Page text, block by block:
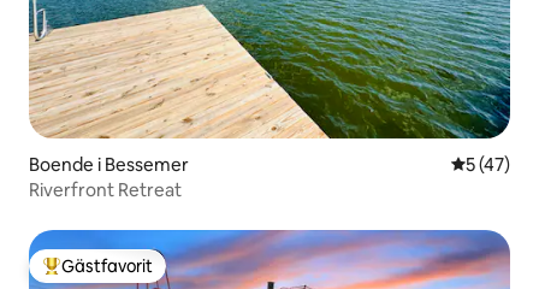
Boende i Bessemer 5 av 5 i
5 (47)
Riverfront Retreat
Populär gästfavorit
Gästfavorit